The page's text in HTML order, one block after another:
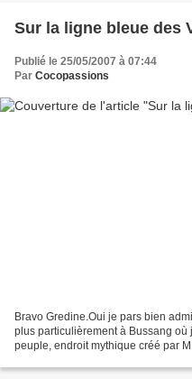
Sur la ligne bleue des
Publié le 25/05/2007 à 07:44
Par Cocopassions
Bravo Gredine.Oui je pars bien
plus particulièrement à Bussang
peuple, endroit mythique créé par